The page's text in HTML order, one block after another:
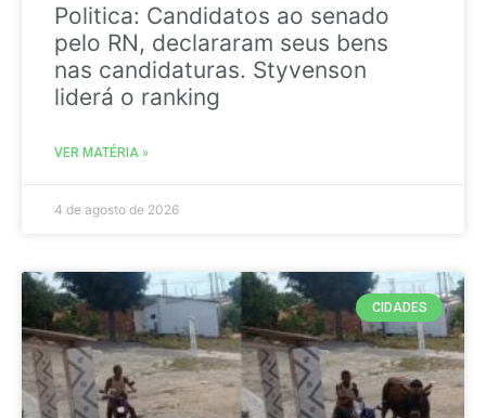
Politica: Candidatos ao senado
pelo RN, declararam seus bens
nas candidaturas. Styvenson
liderá o ranking
VER MATÉRIA »
4 de agosto de 2026
CIDADES